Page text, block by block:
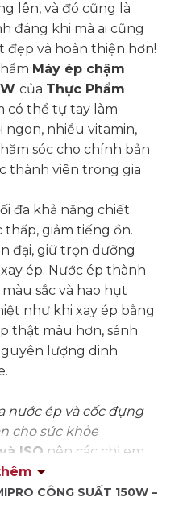
lên, và đó cũng là
đáng khi mà ai cũng
đẹp và hoàn thiện hơn!
Máy ép chậm
của Thực Phẩm
có thể tự tay làm
nhiều vitamin,
sóc cho chính bản
thành viên trong gia
đa khả năng chiết
giảm tiếng ồn.
đại, giữ trọn dưỡng
ép. Nước ép thành
sắc và hao hụt
như khi xay ép bằng
thật màu hơn, sánh
lượng dinh
nước ép và cốc đựng
cho sức khỏe
ISO nên các chị em
dụng nhé !
CÔNG SUẤT 150W –